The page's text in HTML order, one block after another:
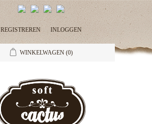
REGISTREREN INLOGGEN
WINKELWAGEN (0)